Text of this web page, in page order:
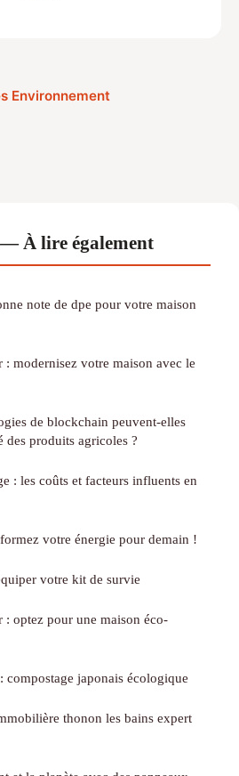
Environnement
À lire également
note de dpe pour votre maison
modernisez votre maison avec le
de blockchain peuvent-elles
des produits agricoles ?
: les coûts et facteurs influents en
votre énergie pour demain !
votre kit de survie
: optez pour une maison éco-
japonais écologique
thonon les bains expert